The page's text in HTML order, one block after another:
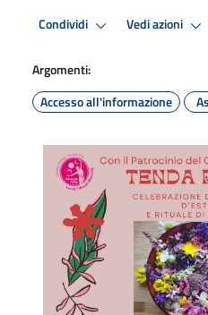
Condividi Vedi azioni
Argomenti:
Accesso all'informazione